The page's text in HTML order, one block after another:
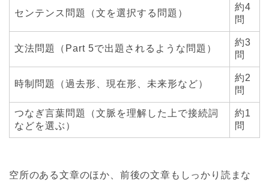
センテンス問題（文を選択する問題）
約4
問
文法問題（Part 5で出題されるような問題）
約3
問
時制問題（過去形、現在形、未来形など）
約2
問
つなぎ言葉問題（文脈を理解した上で接続詞
などを選ぶ）
約1
問
空所のある文章のほか、前後の文章もしっかり読まな